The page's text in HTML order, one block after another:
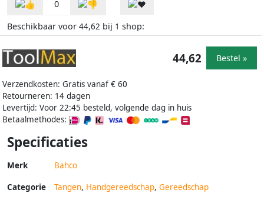
0
Beschikbaar voor 44,62 bij 1 shop:
Verzendkosten: Gratis vanaf € 60
Retourneren: 14 dagen
Levertijd: Voor 22:45 besteld, volgende dag in huis
Betaalmethodes:
44,62 Bestel »
Specificaties
Merk Bahco
Categorie Tangen, Handgereedschap, Gereedschap